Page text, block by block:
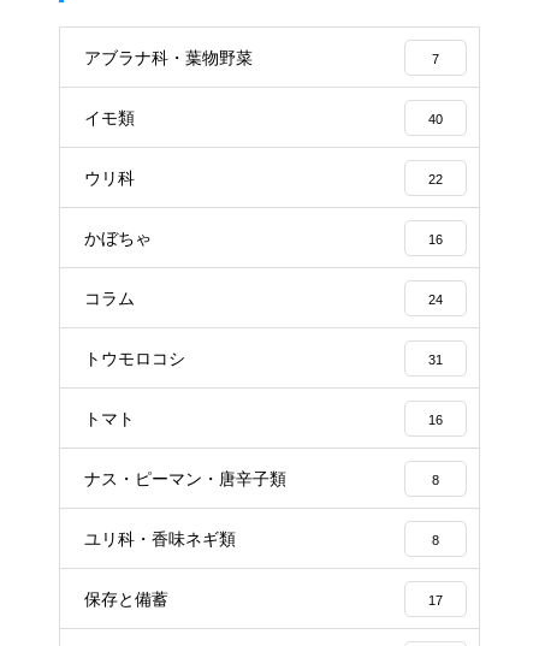
アブラナ科・葉物野菜 7
イモ類 40
ウリ科 22
かぼちゃ 16
コラム 24
トウモロコシ 31
トマト 16
ナス・ピーマン・唐辛子類 8
ユリ科・香味ネギ類 8
保存と備蓄 17